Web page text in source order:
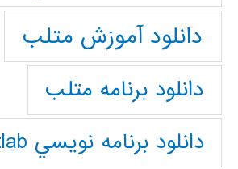
دانلود آموزش متلب
دانلود برنامه متلب
دانلود برنامه نويسي Matlab